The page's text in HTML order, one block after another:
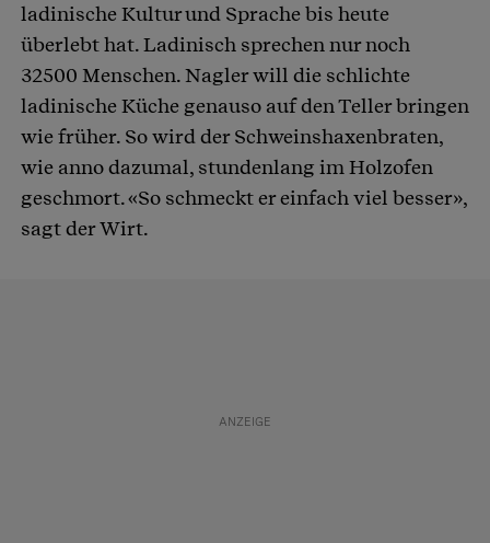
ladinische Kultur und Sprache bis heute
überlebt hat. Ladinisch sprechen nur noch
32500 Menschen. Nagler will die schlichte
ladinische Küche genauso auf den Teller bringen
wie früher. So wird der Schweinshaxenbraten,
wie anno dazumal, stundenlang im Holzofen
geschmort. «So schmeckt er einfach viel besser»,
sagt der Wirt.